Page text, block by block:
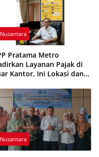
Nusantara
Pratama Metro
Layanan Pajak di
Kantor, Ini Lokasi dan
Nusantara